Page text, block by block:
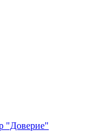
"Доверие"